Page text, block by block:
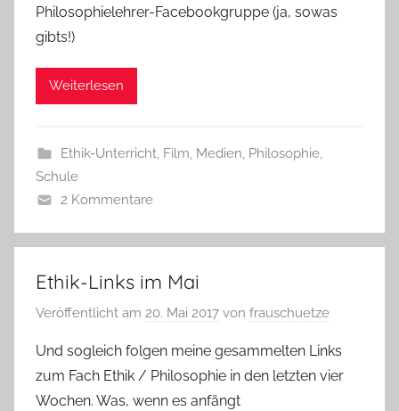
Philosophielehrer-Facebookgruppe (ja, sowas
gibts!)
Weiterlesen
Ethik-Unterricht, Film, Medien, Philosophie,
Schule
2 Kommentare
Ethik-Links im Mai
Veröffentlicht am 20. Mai 2017 von frauschuetze
Und sogleich folgen meine gesammelten Links
zum Fach Ethik / Philosophie in den letzten vier
Wochen. Was, wenn es anfängt